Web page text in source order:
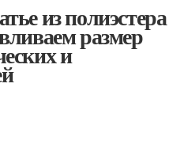
из полиэстера
размер
и